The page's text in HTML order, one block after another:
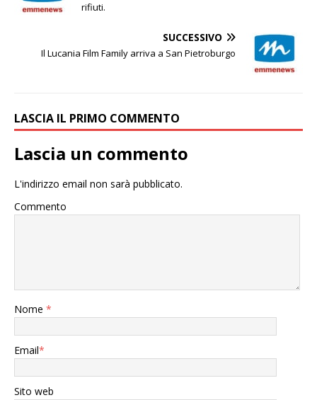
rifiuti.
SUCCESSIVO
Il Lucania Film Family arriva a San Pietroburgo
LASCIA IL PRIMO COMMENTO
Lascia un commento
L'indirizzo email non sarà pubblicato.
Commento
Nome *
Email*
Sito web